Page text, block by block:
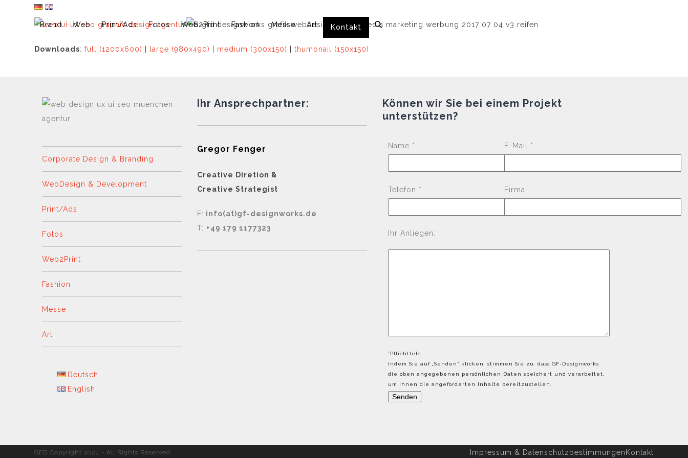
Brand Web Print/Ads Fotos Web2Print Fashion Messe Art Kontakt
Downloads:full (1200x600) large (980x490) medium (300x150) |thumbnail (150x150)
Corporate Design & Branding
WebDesign & Development
Print/Ads
Fotos
Web2Print
Fashion
Messe
Art
Deutsch
English
Ihr Ansprechpartner:
Gregor Fenger
Creative Diretion &
Creative Strategist
E: info(at)gf-designworks.de
T: +49 179 1177323
Können wir Sie bei einem Projekt
unterstützen?
Name * E-Mail *
Telefon * Firma
Ihr Anliegen:
*Pflichtfeld
Indem Sie auf „Senden“ klicken, stimmen Sie zu, dass GF-Designworks
die oben angegebenen persönlichen Daten speichert und verarbeitet,
um Ihnen die angeforderten Inhalte bereitzustellen.
GFD Copyright 2024 - All Rights Reserved Impressum & Datenschutzbestimmungen Kontakt